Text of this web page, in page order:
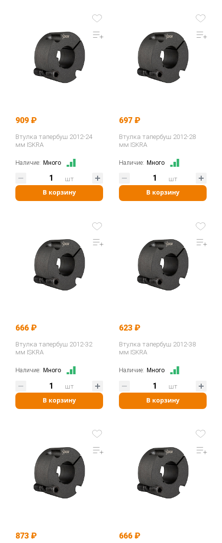
909 ₽
Втулка тапербуш 2012-24
мм ISKRA
Наличие: Много
В корзину
шт
697 ₽
Втулка тапербуш 2012-28
мм ISKRA
Наличие: Много
В корзину
шт
666 ₽
Втулка тапербуш 2012-32
мм ISKRA
Наличие: Много
В корзину
шт
623 ₽
Втулка тапербуш 2012-38
мм ISKRA
Наличие: Много
В корзину
шт
873 ₽ 666 ₽